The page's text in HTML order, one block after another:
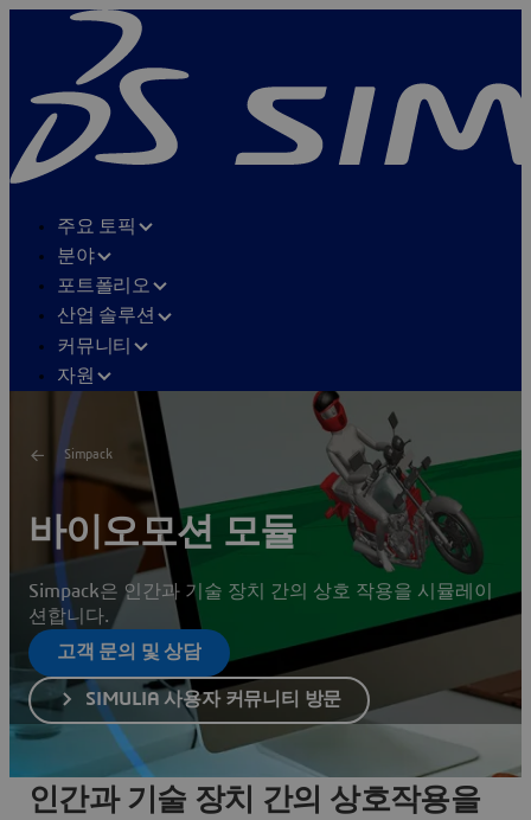
주요 토픽
분야
포트폴리오
산업 솔루션
커뮤니티
자원
Simpack
바이오모션 모듈
Simpack은 인간과 기술 장치 간의 상호 작용을 시뮬레이
션합니다.
고객 문의 및 상담
SIMULIA 사용자 커뮤니티 방문
인간과 기술 장치 간의 상호작용을